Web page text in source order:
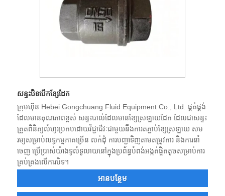
សន្ទះបិទបើកខ្សែដែក
ក្រុមហ៊ុន Hebei Gongchuang Fluid Equipment Co., Ltd. ផ្គត់ផ្គង់
ដែលមានគុណភាពខ្ពស់ សន្ទះបាល់ដែលមានខ្សែស្រឡាយដែក ដែលជាសន្ទះ
ត្រួតពិនិត្យលំហូរប្រកបដោយវិជ្ជាជីវៈជាមួយនឹងការតភ្ជាប់ខ្សែស្រឡាយ សម
រម្យសម្រាប់លទ្ធកម្មភាគច្រើន លក់ដុំ ការបញ្ជាទិញតាមតម្រូវការ និងការនាំ
ចេញ ប្រើប្រាស់យ៉ាងទូលំទូលាយនៅក្នុងប្រព័ន្ធបំពង់អង្កត់ផ្ចិតតូចសម្រាប់ការ
គ្រប់គ្រងលើការបិទ។
អាន​បន្ថែម